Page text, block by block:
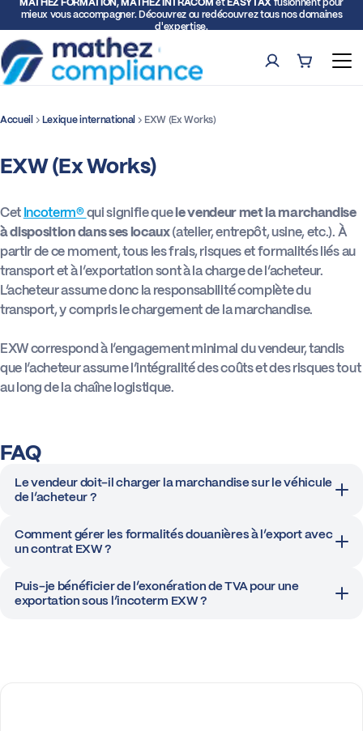
mieux vous accompagner. Découvrez ou redécouvrez tous nos domaines
d'expertise.
ComptePanier (0)
Formations
Expertise TVA et Douane
Facturation électronique
Représentation fiscale
Déclarations intracommunautaires
Boîte à outils
Accueil Lexique international EXW (Ex Works)
EXW (Ex Works)
CetIncoterm®qui signifie quele vendeur met la marchandise
à disposition dans ses locaux(atelier, entrepôt, usine, etc.). À
partir de ce moment, tous les frais, risques et formalités liés au
transport et à l’exportation sont à la charge de l’acheteur.
L’acheteur assume donc la responsabilité complète du
transport, y compris le chargement de la marchandise.
EXW correspond à l’engagement minimal du vendeur, tandis
que l’acheteur assume l’intégralité des coûts et des risques tout
au long de la chaîne logistique.
FAQ
Le vendeur doit-il charger la marchandise sur le véhicule
de l’acheteur ?
Comment gérer les formalités douanières à l’export avec
un contrat EXW ?
Puis-je bénéficier de l’exonération de TVA pour une
exportation sous l’incoterm EXW ?